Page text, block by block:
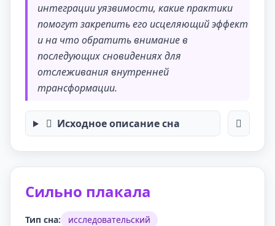
интеграции уязвимости, какие практики
помогут закрепить его исцеляющий эффект
и на что обратить внимание в
последующих сновидениях для
отслеживания внутренней
трансформации.
Исходное описание сна
Сильно плакала
Тип сна: исследовательский